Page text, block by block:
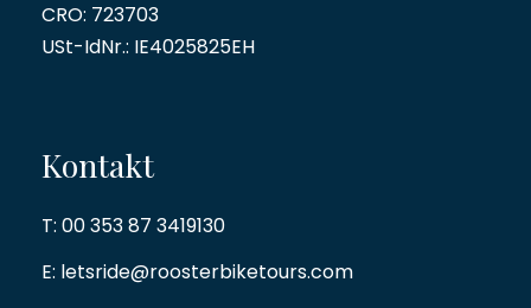
CRO: 723703
USt-IdNr.: IE4025825EH
Kontakt
T: 00 353 87 3419130
E: letsride@roosterbiketours.com